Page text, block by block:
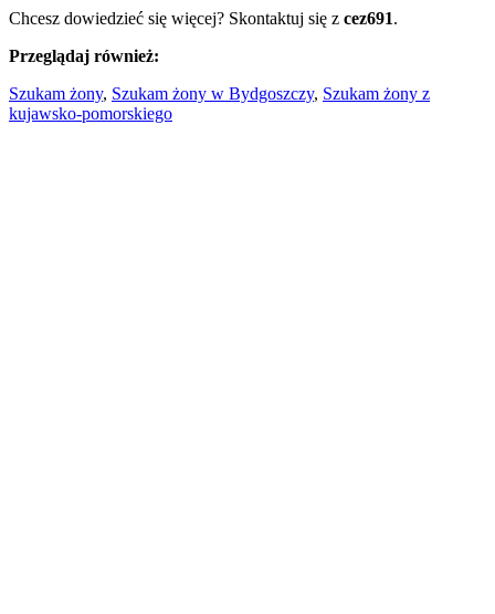
Chcesz dowiedzieć się więcej? Skontaktuj się z cez691.
Przeglądaj również:
Szukam żony, Szukam żony w Bydgoszczy, Szukam żony z
kujawsko-pomorskiego